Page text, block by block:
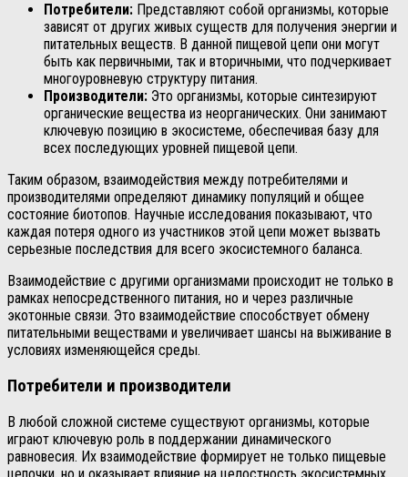
Потребители: Представляют собой организмы, которые
зависят от других живых существ для получения энергии и
питательных веществ. В данной пищевой цепи они могут
быть как первичными, так и вторичными, что подчеркивает
многоуровневую структуру питания.
Производители: Это организмы, которые синтезируют
органические вещества из неорганических. Они занимают
ключевую позицию в экосистеме, обеспечивая базу для
всех последующих уровней пищевой цепи.
Таким образом, взаимодействия между потребителями и
производителями определяют динамику популяций и общее
состояние биотопов. Научные исследования показывают, что
каждая потеря одного из участников этой цепи может вызвать
серьезные последствия для всего экосистемного баланса.
Взаимодействие с другими организмами происходит не только в
рамках непосредственного питания, но и через различные
экотонные связи. Это взаимодействие способствует обмену
питательными веществами и увеличивает шансы на выживание в
условиях изменяющейся среды.
Потребители и производители
В любой сложной системе существуют организмы, которые
играют ключевую роль в поддержании динамического
равновесия. Их взаимодействие формирует не только пищевые
цепочки, но и оказывает влияние на целостность экосистемных